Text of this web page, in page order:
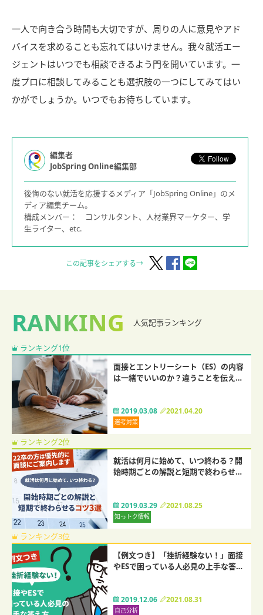
一人で向き合う時間も大切ですが、周りの人に意見やアド
バイスを求めることも忘れてはいけません。我々就活エー
ジェントはいつでも相談できるよう門を開いています。一
度プロに相談してみることも選択肢の一つにしてみてはい
かがでしょうか。いつでもお待ちしています。
編集者
JobSpring Online編集部
後悔のない就活を応援するメディア「JobSpring Online」のメ
ディア編集チーム。
構成メンバー： コンサルタント、人材業界マーケター、学
生ライター、etc.
この記事をシェアする→
RANKING 人気記事ランキング
ランキング1位
面接とエントリーシート（ES）の内容
は一緒でいいのか？違うことを伝える
2019.03.08 2021.04.20
選考対策
ランキング2位
就活は何月に始めて、いつ終わる？開
始時期ごとの解説と短期で終わらせる
2019.03.29 2021.08.25
知っトク情報
ランキング3位
【例文つき】「挫折経験ない！」面接
やESで困っている人必見の上手な答え
2019.12.06 2021.08.31
自己分析